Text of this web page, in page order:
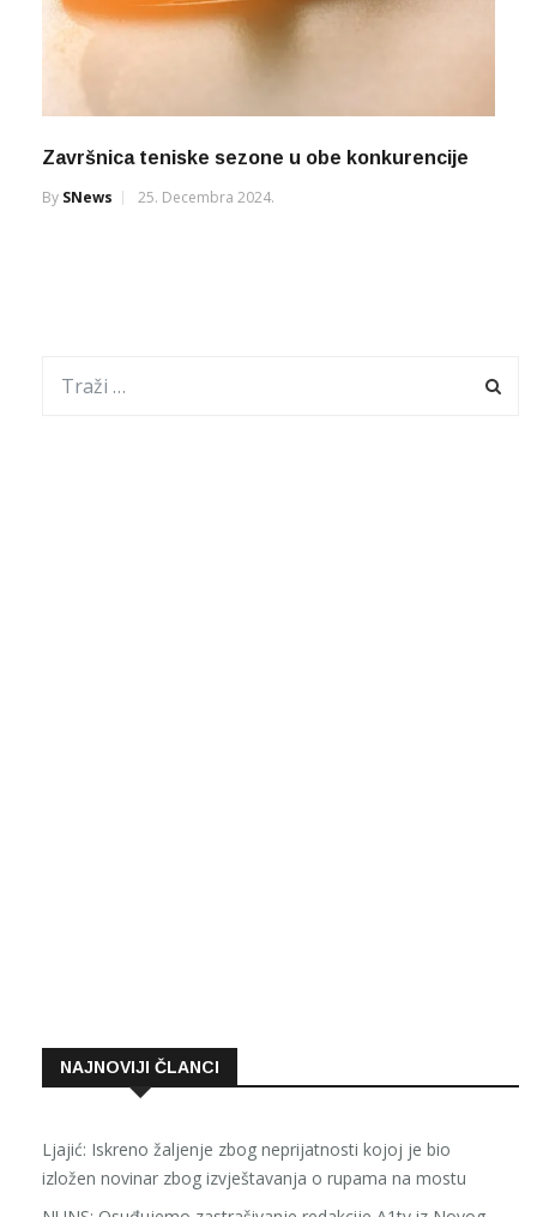
Završnica teniske sezone u obe konkurencije
By SNews 25. Decembra 2024.
NAJNOVIJI ČLANCI
Ljajić: Iskreno žaljenje zbog neprijatnosti kojoj je bio
izložen novinar zbog izvještavanja o rupama na mostu